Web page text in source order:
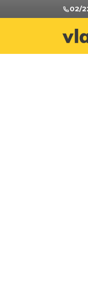
na
02/